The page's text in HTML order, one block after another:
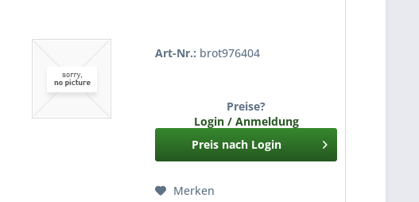
Art-Nr.: brot976404
Preise?
Login / Anmeldung
Preis nach Login
Merken